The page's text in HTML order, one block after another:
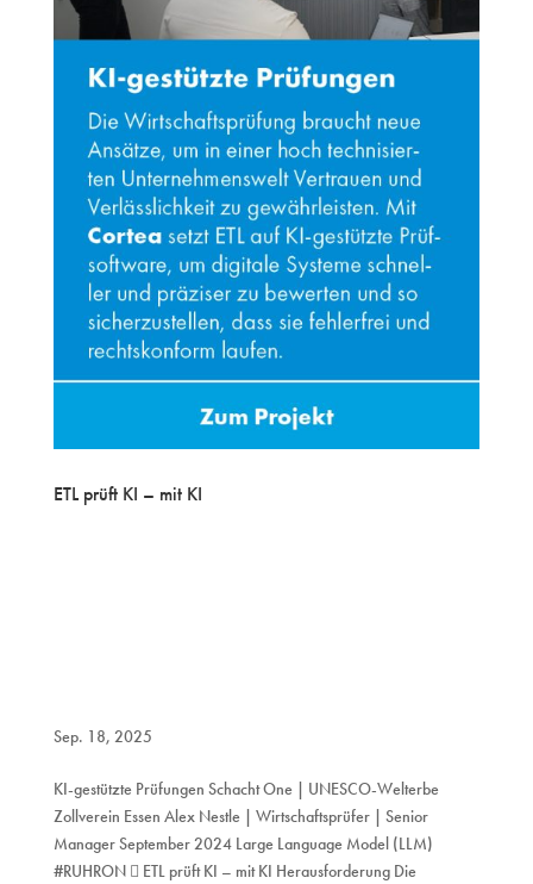
ETL prüft KI – mit KI
Sep. 18, 2025
KI-gestützte Prüfungen Schacht One | UNESCO-Welterbe
Zollverein Essen Alex Nestle | Wirtschaftsprüfer | Senior
Manager September 2024 Large Language Model (LLM)
#RUHRON  ETL prüft KI – mit KI Herausforderung Die